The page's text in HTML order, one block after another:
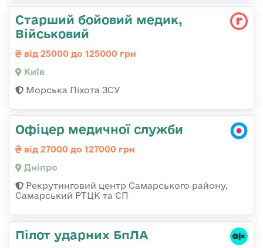
Старший бойовий медик,
Військовий
від 25000 до 125000 грн
Київ
Морська Піхота ЗСУ
Офіцер медичної служби
від 27000 до 127000 грн
Дніпро
Рекрутинговий центр Самарського району,
Самарський РТЦК та СП
Пілот ударних БпЛА